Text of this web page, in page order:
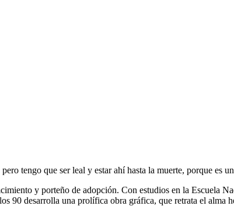
tengo que ser leal y estar ahí hasta la muerte, porque es
y porteño de adopción. Con estudios en la Escuela
90 desarrolla una prolífica obra gráfica, que retrata el alma